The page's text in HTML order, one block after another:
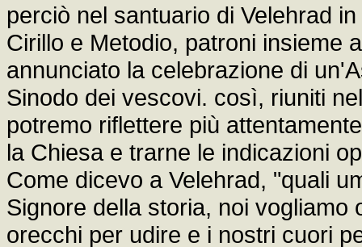
perciò nel santuario di Velehrad
Cirillo e Metodio, patroni insieme
annunciato la celebrazione di
Sinodo dei vescovi. così, riuniti
potremo riflettere più
la Chiesa e trarne le indicazioni
Come dicevo a Velehrad, "quali
Signore della storia, noi
orecchi per udire e i nostri cuori